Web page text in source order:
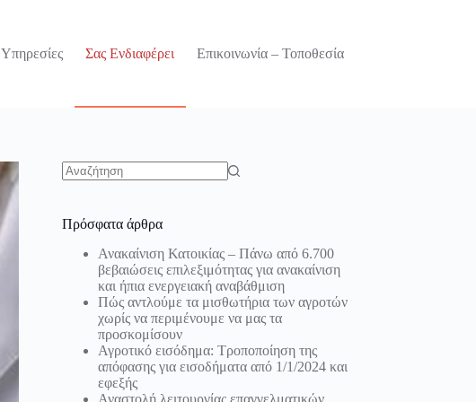
Υπηρεσίες Σας Ενδιαφέρει Επικοινωνία – Τοποθεσία
Πρόσφατα άρθρα
Ανακαίνιση Κατοικίας – Πάνω από 6.700
βεβαιώσεις επιλεξιμότητας για ανακαίνιση
και ήπια ενεργειακή αναβάθμιση
Πώς αντλούμε τα μισθωτήρια των αγροτών
χωρίς να περιμένουμε να μας τα
προσκομίσουν
Αγροτικό εισόδημα: Τροποποίηση της
απόφασης για εισοδήματα από 1/1/2024 και
εφεξής
Αναστολή λειτουργίας επαγγελματικών